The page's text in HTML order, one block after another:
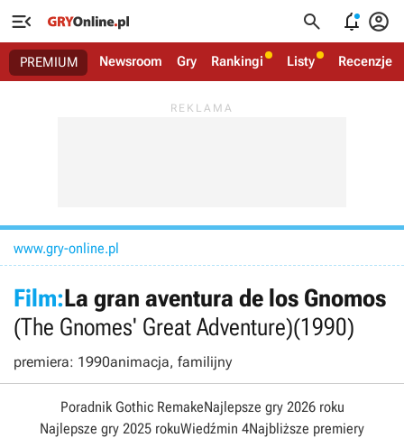
   
PREMIUM Newsroom Gry Rankingi Listy Recenzje
www.gry-online.pl
Film:La gran aventura de los Gnomos
(The Gnomes' Great Adventure)(1990)
premiera: 1990animacja, familijny
Poradnik Gothic RemakeNajlepsze gry 2026 roku
Najlepsze gry 2025 rokuWiedźmin 4Najbliższe premiery